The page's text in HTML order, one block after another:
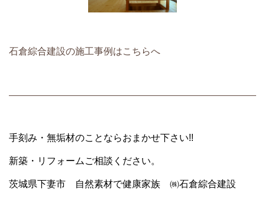
石倉綜合建設の施工事例はこちらへ
手刻み・無垢材のことならおまかせ下さい!!
新築・リフォームご相談ください。
茨城県下妻市 自然素材で健康家族 ㈱石倉綜合建設